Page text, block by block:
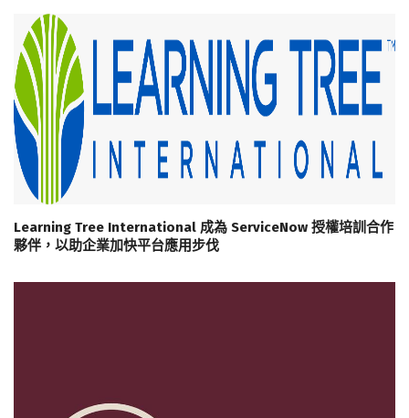
Learning Tree International 成為 ServiceNow 授權培訓合作
夥伴，以助企業加快平台應用步伐